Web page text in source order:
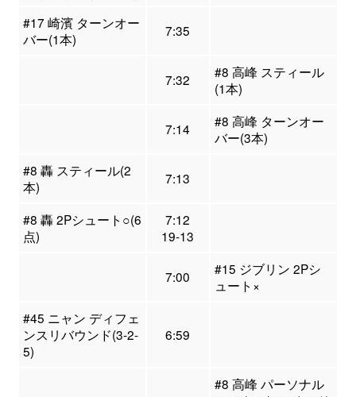
#17 崎濱 ターンオー
バー(1本)
7:35
7:32
#8 高峰 スティール
(1本)
7:14
#8 高峰 ターンオー
バー(3本)
#8 轟 スティール(2
本)
7:13
#8 轟 2Pシュート○(6
点)
7:12
19-13
7:00
#15 ジブリン 2Pシ
ュート×
#45 ニャン ディフェ
ンスリバウンド(3-2-
5)
6:59
#8 高峰 パーソナル